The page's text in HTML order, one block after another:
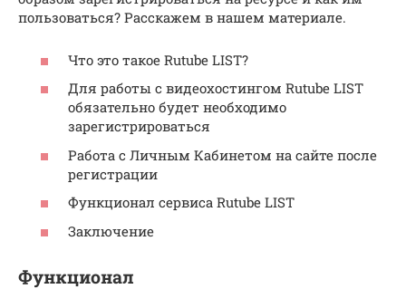
пользоваться? Расскажем в нашем материале.
Что это такое Rutube LIST?
Для работы с видеохостингом Rutube LIST
обязательно будет необходимо
зарегистрироваться
Работа с Личным Кабинетом на сайте после
регистрации
Функционал сервиса Rutube LIST
Заключение
Функционал